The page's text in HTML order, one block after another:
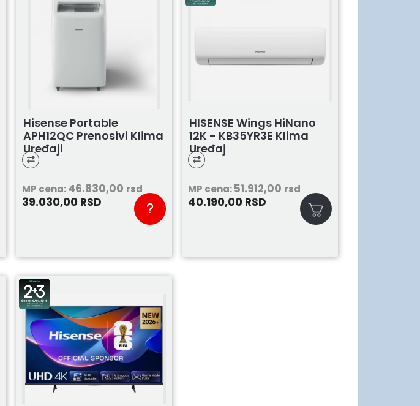
Hisense Portable
APH12QC Prenosivi Klima
Uređaji
MP cena:46.830,00 rsd
39.030,00 RSD
HISENSE Wings HiNano
12K - KB35YR3E Klima
Uređaj
MP cena:51.912,00 rsd
40.190,00 RSD